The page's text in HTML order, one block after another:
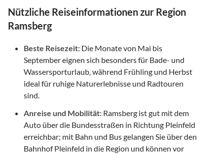
Nützliche Reiseinformationen zur Region
Ramsberg
Beste Reisezeit: Die Monate von Mai bis
September eignen sich besonders für Bade- und
Wassersporturlaub, während Frühling und Herbst
ideal für ruhige Naturerlebnisse und Radtouren
sind.
Anreise und Mobilität: Ramsberg ist gut mit dem
Auto über die Bundesstraßen in Richtung Pleinfeld
erreichbar; mit Bahn und Bus gelangen Sie über den
Bahnhof Pleinfeld in die Region und können vor